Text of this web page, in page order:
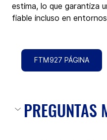
estima, lo que garantiza
fiable incluso en
FTM927 PÁGINA
PREGUNTAS